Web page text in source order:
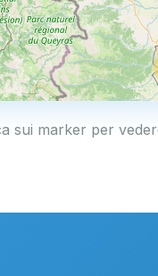
sui marker per